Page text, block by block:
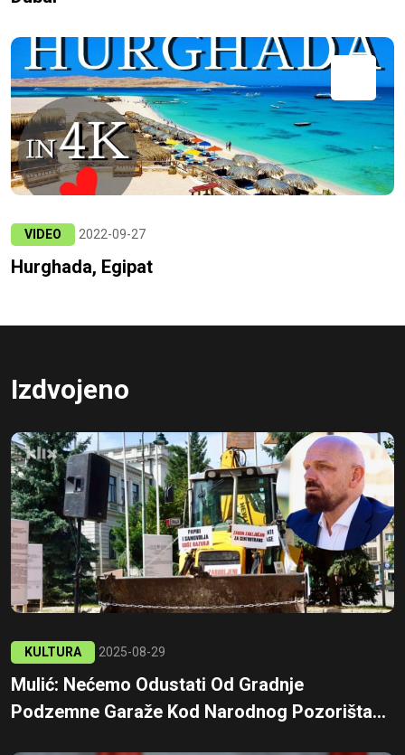
VIDEO 2022-09-27
Hurghada, Egipat
Izdvojeno
KULTURA 2025-08-29
Mulić: Nećemo Odustati Od Gradnje
Podzemne Garaže Kod Narodnog Pozorišta...